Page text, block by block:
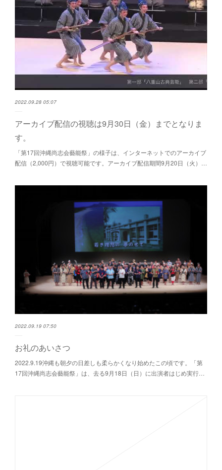
2022.09.28 05:07
アーカイブ配信の視聴は9月30日（金）までとなりま
す。
「第17回沖縄尚志会藝能祭」の様子は、インターネットでのアーカイブ
配信（2,000円）で視聴可能です。アーカイブ配信期間9月20日（火）…
2022.09.19 07:50
お礼のあいさつ
2022.9.19沖縄も朝夕の日差しも柔らかくなり始めたこの頃です。「第
17回沖縄尚志会藝能祭」は、去る9月18日（日）に出演者はじめ実行…